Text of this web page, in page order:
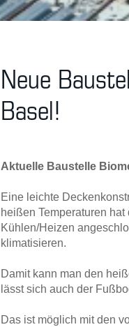
Neue
Basel!
Aktuelle Baustelle
Eine leichte
heißen Temperaturen
Kühlen/Heizen
klimatisieren.
Damit kann man den
lässt sich auch der
Das ist möglich mit den